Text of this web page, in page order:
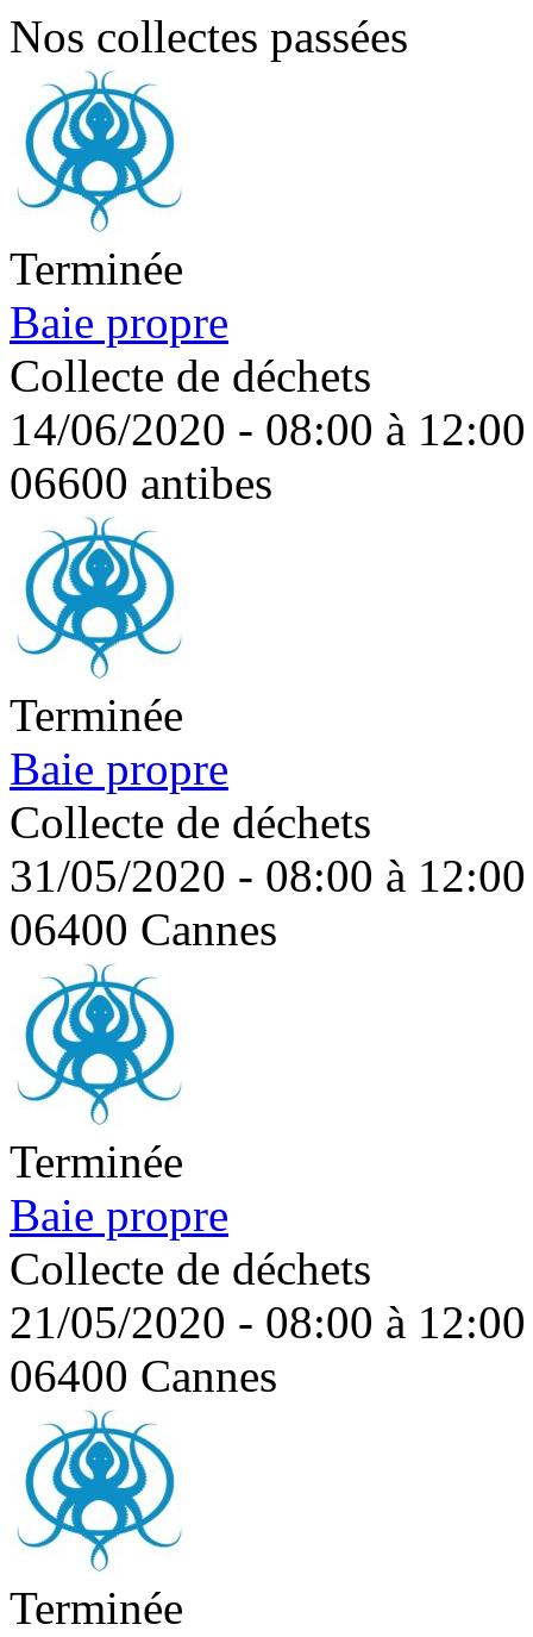
Nos collectes passées
Terminée
Baie propre
Collecte de déchets
14/06/2020 - 08:00 à 12:00
06600 antibes
Terminée
Baie propre
Collecte de déchets
31/05/2020 - 08:00 à 12:00
06400 Cannes
Terminée
Baie propre
Collecte de déchets
21/05/2020 - 08:00 à 12:00
06400 Cannes
Terminée